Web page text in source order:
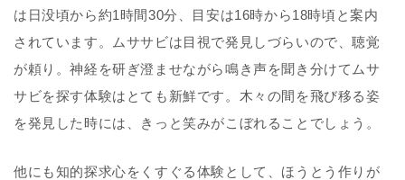
は日没頃から約1時間30分、目安は16時から18時頃と案内
されています。ムササビは目視で発見しづらいので、聴覚
が頼り。神経を研ぎ澄ませながら鳴き声を聞き分けてムサ
サビを探す体験はとても新鮮です。木々の間を飛び移る姿
を発見した時には、きっと笑みがこぼれることでしょう。
他にも知的探求心をくすぐる体験として、ほうとう作りが